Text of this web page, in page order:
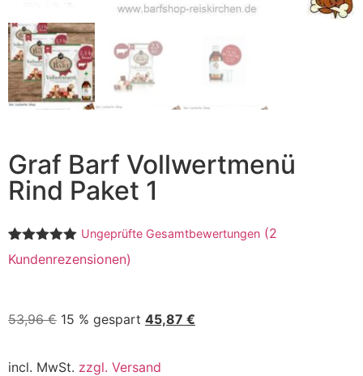
Graf Barf Vollwertmenü
Rind Paket 1
Bewertet mit
5.00von 5,
2
Ungeprüfte Gesamtbewertungen (2
Kundenrezensionen)
53,96€ 15 % gespart 45,87 €
incl. MwSt. zzgl. Versand